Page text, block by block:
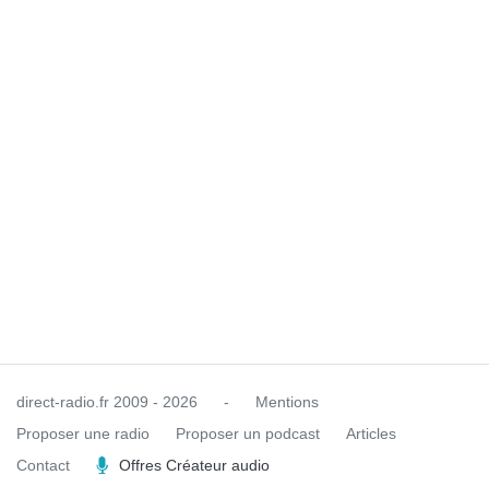
direct-radio.fr 2009 - 2026 -
Mentions
Proposer une radio
Proposer un podcast
Articles
Contact
Offres Créateur audio